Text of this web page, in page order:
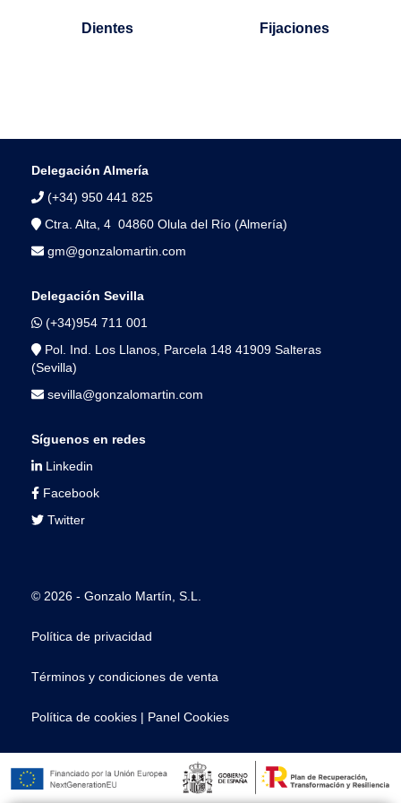
Dientes Fijaciones
Delegación Almería
(+34) 950 441 825
Ctra. Alta, 4 04860 Olula del Río (Almería)
gm@gonzalomartin.com
Delegación Sevilla
(+34)954 711 001
Pol. Ind. Los Llanos, Parcela 148 41909 Salteras
(Sevilla)
sevilla@gonzalomartin.com
Síguenos en redes
Linkedin
Facebook
Twitter
© 2026 - Gonzalo Martín, S.L.
Política de privacidad
Términos y condiciones de venta
Política de cookies | Panel Cookies